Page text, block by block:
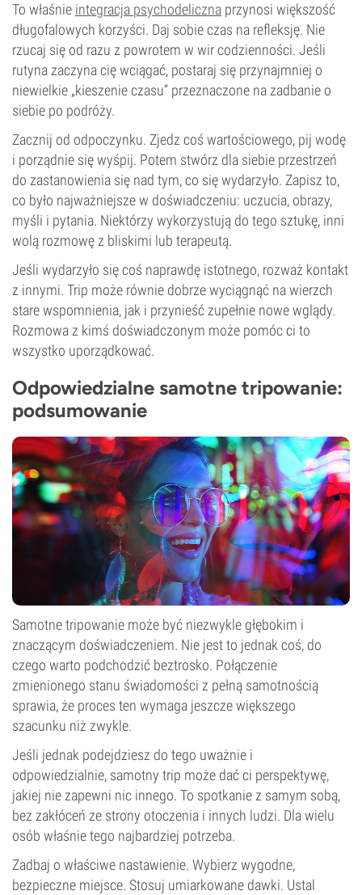
To właśnie integracja psychodeliczna przynosi większość
długofalowych korzyści. Daj sobie czas na refleksję. Nie
rzucaj się od razu z powrotem w wir codzienności. Jeśli
rutyna zaczyna cię wciągać, postaraj się przynajmniej o
niewielkie „kieszenie czasu” przeznaczone na zadbanie o
siebie po podróży.
Zacznij od odpoczynku. Zjedz coś wartościowego, pij wodę
i porządnie się wyśpij. Potem stwórz dla siebie przestrzeń
do zastanowienia się nad tym, co się wydarzyło. Zapisz to,
co było najważniejsze w doświadczeniu: uczucia, obrazy,
myśli i pytania. Niektórzy wykorzystują do tego sztukę, inni
wolą rozmowę z bliskimi lub terapeutą.
Jeśli wydarzyło się coś naprawdę istotnego, rozważ kontakt
z innymi. Trip może równie dobrze wyciągnąć na wierzch
stare wspomnienia, jak i przynieść zupełnie nowe wglądy.
Rozmowa z kimś doświadczonym może pomóc ci to
wszystko uporządkować.
Odpowiedzialne samotne tripowanie:
podsumowanie
Samotne tripowanie może być niezwykle głębokim i
znaczącym doświadczeniem. Nie jest to jednak coś, do
czego warto podchodzić beztrosko. Połączenie
zmienionego stanu świadomości z pełną samotnością
sprawia, że proces ten wymaga jeszcze większego
szacunku niż zwykle.
Jeśli jednak podejdziesz do tego uważnie i
odpowiedzialnie, samotny trip może dać ci perspektywę,
jakiej nie zapewni nic innego. To spotkanie z samym sobą,
bez zakłóceń ze strony otoczenia i innych ludzi. Dla wielu
osób właśnie tego najbardziej potrzeba.
Zadbaj o właściwe nastawienie. Wybierz wygodne,
bezpieczne miejsce. Stosuj umiarkowane dawki. Ustal